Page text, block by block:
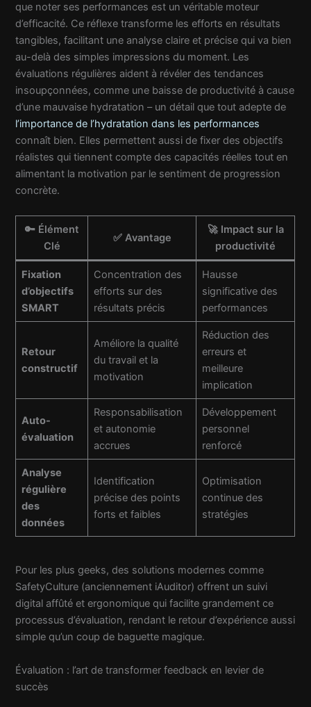
que noter ses performances est un véritable moteur
d’efficacité. Ce réflexe transforme les efforts en résultats
tangibles, facilitant une analyse claire et précise qui va bien
au-delà des simples impressions du moment. Les
évaluations régulières aident à révéler des tendances
insoupçonnées, comme une baisse de productivité à cause
d’une mauvaise hydratation – un détail que tout adepte de
l’importance de l’hydratation dans les performances
connaît bien. Elles permettent aussi de fixer des objectifs
réalistes qui tiennent compte des capacités réelles tout en
alimentant la motivation par le sentiment de progression
concrète.
🔑 Élément
Clé
✅ Avantage
🚀 Impact sur la
productivité
Fixation
d’objectifs
SMART
Concentration des
efforts sur des
résultats précis
Hausse
significative des
performances
Retour
constructif
Améliore la qualité
du travail et la
motivation
Réduction des
erreurs et
meilleure
implication
Auto-
évaluation
Responsabilisation
et autonomie
accrues
Développement
personnel
renforcé
Analyse
régulière
des
données
Identification
précise des points
forts et faibles
Optimisation
continue des
stratégies
Pour les plus geeks, des solutions modernes comme
SafetyCulture (anciennement iAuditor) offrent un suivi
digital affûté et ergonomique qui facilite grandement ce
processus d’évaluation, rendant le retour d’expérience aussi
simple qu’un coup de baguette magique.
Évaluation : l’art de transformer feedback en levier de
succès